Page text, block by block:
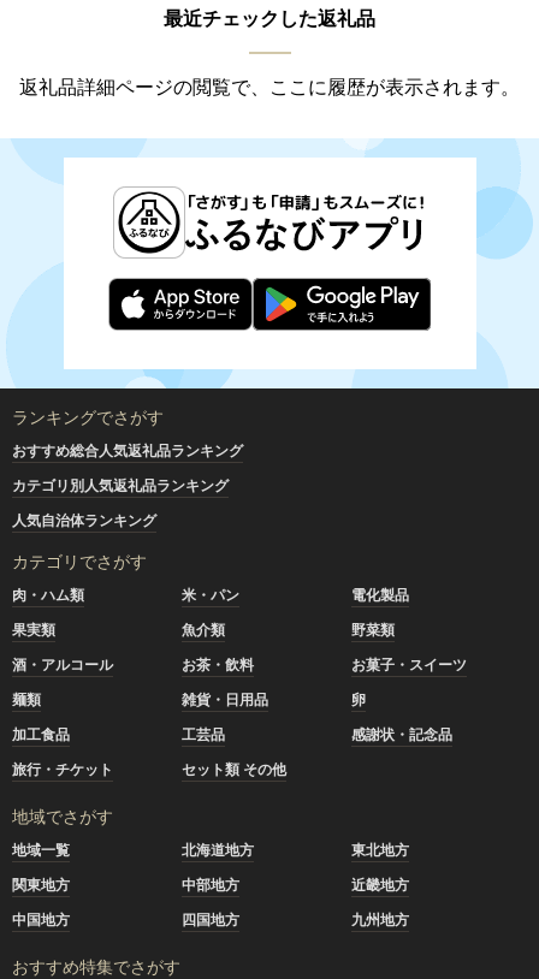
最近チェックした返礼品
返礼品詳細ページの閲覧で、ここに履歴が表示されます。
ランキングでさがす
おすすめ総合人気返礼品ランキング
カテゴリ別人気返礼品ランキング
人気自治体ランキング
カテゴリでさがす
肉・ハム類 米・パン
電化製品
果実類
魚介類
野菜類
酒・アルコール
お茶・飲料
お菓子・スイーツ
麺類
雑貨・日用品
卵
加工食品
工芸品
感謝状・記念品
旅行・チケット
セット類 その他
地域でさがす
地域一覧 北海道地方
東北地方
関東地方
中部地方
近畿地方
中国地方
四国地方 九州地方
おすすめ特集でさがす